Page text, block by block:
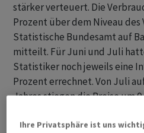
stärker verteuert. Die
Prozent über dem Niveau des
Statistische Bundesamt auf
mitteilt. Für Juni und Juli
Statistiker noch jeweils eine
Prozent errechnet. Von Juli
Jahres stiegen die Preise um
Je höher die Inflationsrate,
Ihre Privatsphäre ist uns